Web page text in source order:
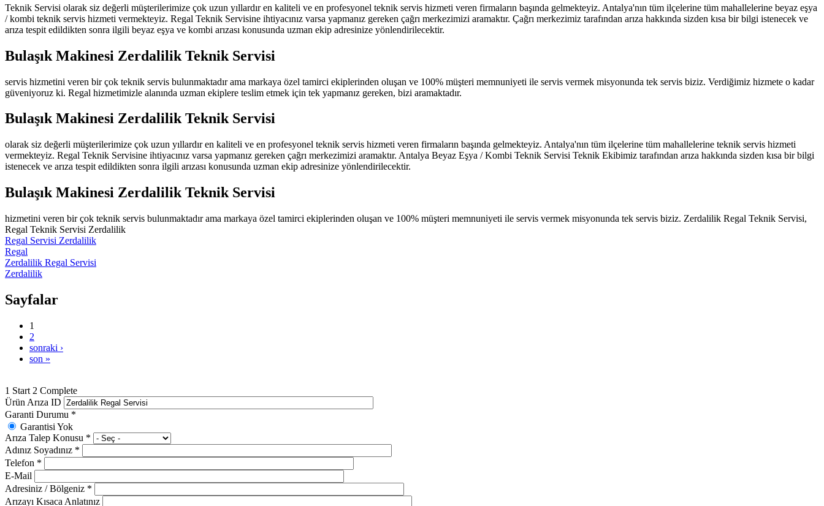
Teknik Servisi olarak siz değerli müşterilerimize çok uzun yıllardır en kaliteli ve en profesyonel teknik servis hizmeti veren firmaların başında gelmekteyiz. Antalya'nın tüm ilçelerine tüm mahallelerine beyaz eşya
/ kombi teknik servis hizmeti vermekteyiz. Regal Teknik Servisine ihtiyacınız varsa yapmanız gereken çağrı merkezimizi aramaktır. Çağrı merkezimiz tarafından arıza hakkında sizden kısa bir bilgi istenecek ve
arıza tespit edildikten sonra ilgili beyaz eşya ve kombi arızası konusunda uzman ekip adresinize yönlendirilecektir.
Bulaşık Makinesi Zerdalilik Teknik Servisi
servis hizmetini veren bir çok teknik servis bulunmaktadır ama markaya özel tamirci ekiplerinden oluşan ve 100% müşteri memnuniyeti ile servis vermek misyonunda tek servis biziz. Verdiğimiz hizmete o kadar
güveniyoruz ki. Regal hizmetimizle alanında uzman ekiplere teslim etmek için tek yapmanız gereken, bizi aramaktadır.
Bulaşık Makinesi Zerdalilik Teknik Servisi
olarak siz değerli müşterilerimize çok uzun yıllardır en kaliteli ve en profesyonel teknik servis hizmeti veren firmaların başında gelmekteyiz. Antalya'nın tüm ilçelerine tüm mahallelerine teknik servis hizmeti
vermekteyiz. Regal Teknik Servisine ihtiyacınız varsa yapmanız gereken çağrı merkezimizi aramaktır. Antalya Beyaz Eşya / Kombi Teknik Servisi Teknik Ekibimiz tarafından arıza hakkında sizden kısa bir bilgi
istenecek ve arıza tespit edildikten sonra ilgili arızası konusunda uzman ekip adresinize yönlendirilecektir.
Bulaşık Makinesi Zerdalilik Teknik Servisi
hizmetini veren bir çok teknik servis bulunmaktadır ama markaya özel tamirci ekiplerinden oluşan ve 100% müşteri memnuniyeti ile servis vermek misyonunda tek servis biziz. Zerdalilik Regal Teknik Servisi,
Regal Teknik Servisi Zerdalilik
Regal Servisi Zerdalilik
Regal
Zerdalilik Regal Servisi
Zerdalilik
Sayfalar
1
2
sonraki ›
son »
1 Start 2 Complete
Ürün Arıza ID
Garanti Durumu *
Garantisi Yok
Arıza Talep Konusu *
Adınız Soyadınız *
Telefon *
E-Mail
Adresiniz / Bölgeniz *
Arızayı Kısaca Anlatınız